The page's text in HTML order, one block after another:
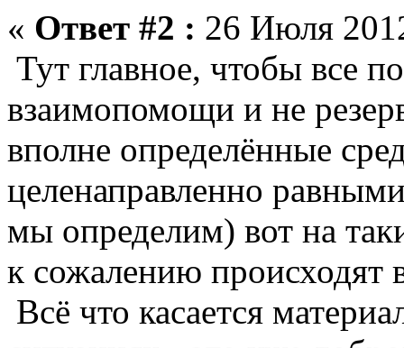
« Ответ #2 : 26 Июля
Тут главное, чтобы все
взаимопомощи и не
вполне определённые
целенаправленно
мы определим) вот на
к сожалению происходят
Всё что касается